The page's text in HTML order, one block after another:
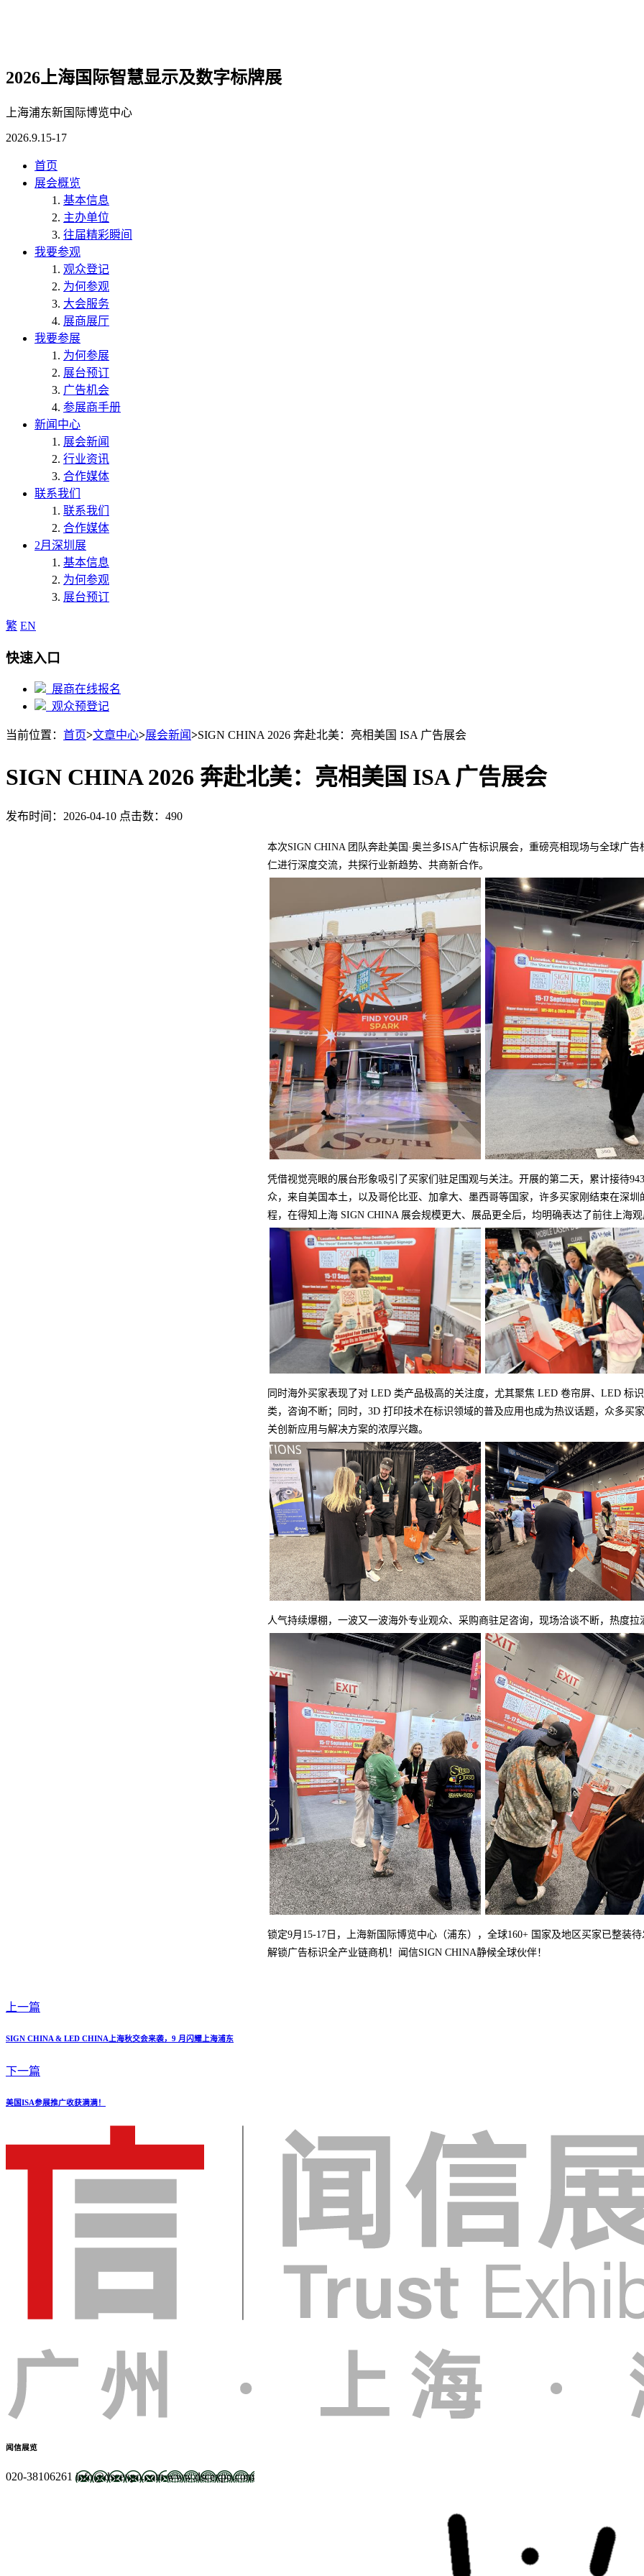
2026上海国际智慧显示及数字标牌展
上海浦东新国际博览中心
2026.9.15-17
首页
展会概览
基本信息
主办单位
往届精彩瞬间
我要参观
观众登记
为何参观
大会服务
展商展厅
我要参展
为何参展
展台预订
广告机会
参展商手册
新闻中心
展会新闻
行业资讯
合作媒体
联系我们
联系我们
合作媒体
2月深圳展
基本信息
为何参观
展台预订
繁 EN
快速入口
展商在线报名
观众预登记
当前位置： 首页>文章中心>展会新闻>SIGN CHINA 2026 奔赴北美：亮相美国 ISA 广告展会
SIGN CHINA 2026 奔赴北美：亮相美国 ISA 广告展会
发布时间：2026-04-10 点击数：490
本次SIGN CHINA 团队奔赴美国·奥兰多ISA广告标识展会，重磅亮相现场与全球广告
仁进行深度交流，共探行业新趋势、共商新合作。
凭借视觉亮眼的展台形象吸引了买家们驻足围观与关注。开展的第二天，累计接待
众，来自美国本土，以及哥伦比亚、加拿大、墨西哥等国家，许多买家刚结束在深圳
程，在得知上海 SIGN CHINA 展会规模更大、展品更全后，均明确表达了前往上海
同时海外买家表现了对 LED 类产品极高的关注度，尤其聚焦 LED 卷帘屏、LED 标
类，咨询不断；同时，3D 打印技术在标识领域的普及应用也成为热议话题，众多买
关创新应用与解决方案的浓厚兴趣。
人气持续爆棚，一波又一波海外专业观众、采购商驻足咨询，现场洽谈不断，热度拉
锁定9月15-17日，上海新国际博览中心（浦东），全球160+ 国家及地区买家已整装
解锁广告标识全产业链商机！闻信SIGN CHINA静候全球伙伴！
上一篇
SIGN CHINA & LED CHINA上海秋交会来袭，9 月闪耀上海浦东
下一篇
美国ISA参展推广收获满满！
闻信展览
020-38106261 info@dscexpo.comwww.dscexpo.com